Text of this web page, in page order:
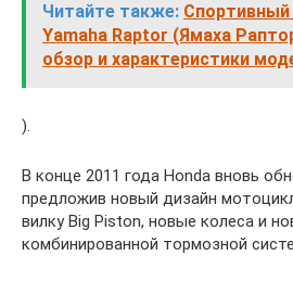
Читайте также:
Yamaha Raptor (Ямаха
обзор и характеристики
).
В конце 2011 года Honda вновь
предложив новый дизайн
вилку Big Piston, новые колеса и
комбинированной тормозной